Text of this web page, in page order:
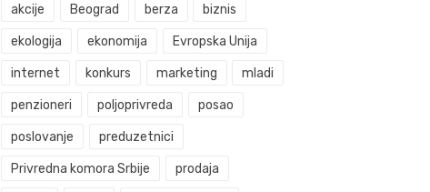
akcije Beograd berza biznis
ekologija ekonomija Evropska Unija
internet konkurs marketing mladi
penzioneri poljoprivreda posao
poslovanje preduzetnici
Privredna komora Srbije prodaja